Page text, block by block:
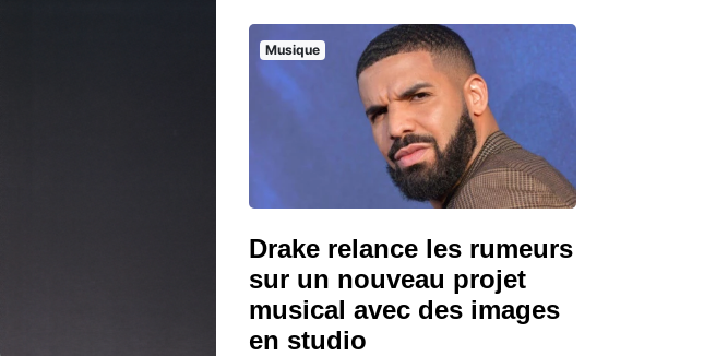
Musique
Drake relance les rumeurs
sur un nouveau projet
musical avec des images
en studio